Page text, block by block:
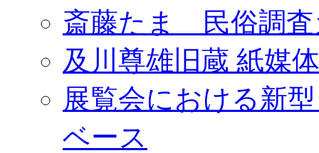
斎藤たま 民俗調査
及川尊雄旧蔵 紙媒
展覧会における新
ベース